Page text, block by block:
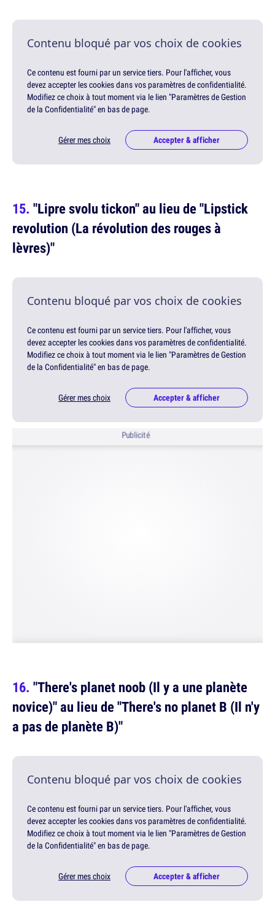
Contenu bloqué par vos choix de cookies
Ce contenu est fourni par un service tiers. Pour l'afficher, vous
devez accepter les cookies dans vos paramètres de confidentialité.
Modifiez ce choix à tout moment via le lien "Paramètres de Gestion
de la Confidentialité" en bas de page.
Gérer mes choix Accepter & afficher
"Lipre svolu tickon" au lieu de "Lipstick
revolution (La révolution des rouges à
lèvres)"
Contenu bloqué par vos choix de cookies
Ce contenu est fourni par un service tiers. Pour l'afficher, vous
devez accepter les cookies dans vos paramètres de confidentialité.
Modifiez ce choix à tout moment via le lien "Paramètres de Gestion
de la Confidentialité" en bas de page.
Gérer mes choix Accepter & afficher
Publicité
"There's planet noob (Il y a une planète
novice)" au lieu de "There's no planet B (Il n'y
a pas de planète B)"
Contenu bloqué par vos choix de cookies
Ce contenu est fourni par un service tiers. Pour l'afficher, vous
devez accepter les cookies dans vos paramètres de confidentialité.
Modifiez ce choix à tout moment via le lien "Paramètres de Gestion
de la Confidentialité" en bas de page.
Gérer mes choix Accepter & afficher